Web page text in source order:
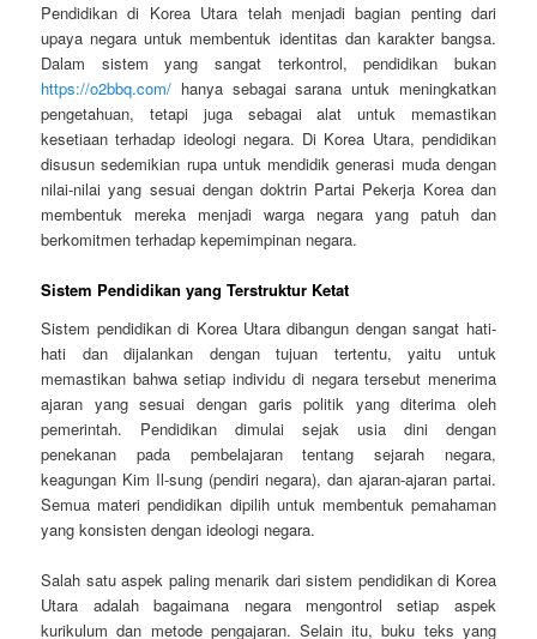
Pendidikan di Korea Utara telah menjadi bagian penting dari
upaya negara untuk membentuk identitas dan karakter bangsa.
Dalam sistem yang sangat terkontrol, pendidikan bukan
https://o2bbq.com/ hanya sebagai sarana untuk meningkatkan
pengetahuan, tetapi juga sebagai alat untuk memastikan
kesetiaan terhadap ideologi negara. Di Korea Utara, pendidikan
disusun sedemikian rupa untuk mendidik generasi muda dengan
nilai-nilai yang sesuai dengan doktrin Partai Pekerja Korea dan
membentuk mereka menjadi warga negara yang patuh dan
berkomitmen terhadap kepemimpinan negara.
Sistem Pendidikan yang Terstruktur Ketat
Sistem pendidikan di Korea Utara dibangun dengan sangat hati-
hati dan dijalankan dengan tujuan tertentu, yaitu untuk
memastikan bahwa setiap individu di negara tersebut menerima
ajaran yang sesuai dengan garis politik yang diterima oleh
pemerintah. Pendidikan dimulai sejak usia dini dengan
penekanan pada pembelajaran tentang sejarah negara,
keagungan Kim Il-sung (pendiri negara), dan ajaran-ajaran partai.
Semua materi pendidikan dipilih untuk membentuk pemahaman
yang konsisten dengan ideologi negara.
Salah satu aspek paling menarik dari sistem pendidikan di Korea
Utara adalah bagaimana negara mengontrol setiap aspek
kurikulum dan metode pengajaran. Selain itu, buku teks yang